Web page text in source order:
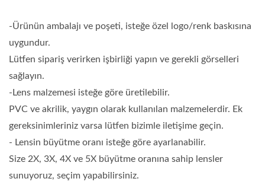
-Ürünün ambalajı ve poşeti, isteğe özel logo/renk baskısına
uygundur.
Lütfen sipariş verirken işbirliği yapın ve gerekli görselleri
sağlayın.
-Lens malzemesi isteğe göre üretilebilir.
PVC ve akrilik, yaygın olarak kullanılan malzemelerdir. Ek
gereksinimleriniz varsa lütfen bizimle iletişime geçin.
- Lensin büyütme oranı isteğe göre ayarlanabilir.
Size 2X, 3X, 4X ve 5X büyütme oranına sahip lensler
sunuyoruz, seçim yapabilirsiniz.